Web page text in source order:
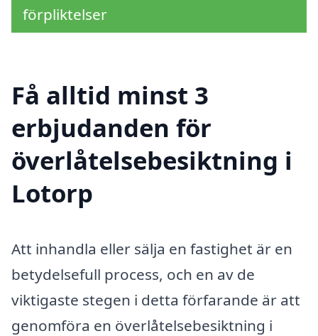
förpliktelser
Få alltid minst 3
erbjudanden för
överlåtelsebesiktning i
Lotorp
Att inhandla eller sälja en fastighet är en
betydelsefull process, och en av de
viktigaste stegen i detta förfarande är att
genomföra en överlåtelsebesiktning i